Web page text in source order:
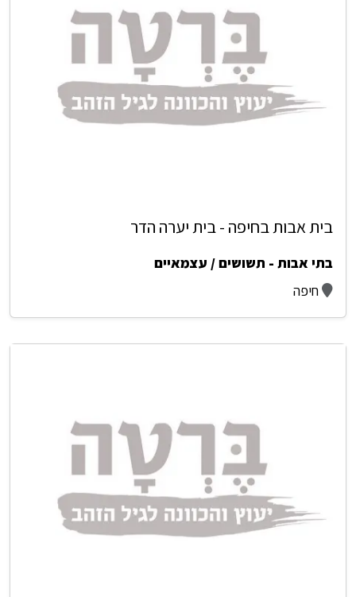
בית אבות בחיפה - בית יערה הדר
בתי אבות - תשושים / עצמאיים
חיפה